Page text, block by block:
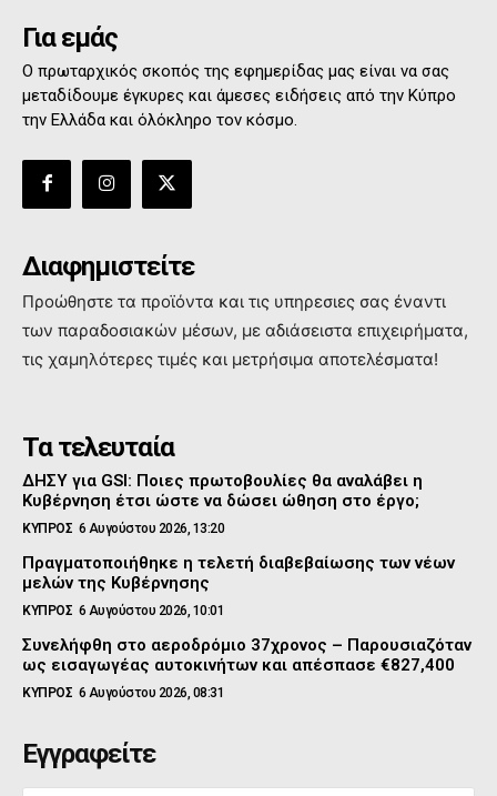
Για εμάς
Ο πρωταρχικός σκοπός της εφημερίδας μας είναι να σας
μεταδίδουμε έγκυρες και άμεσες ειδήσεις από την Κύπρο
την Ελλάδα και όλόκληρο τον κόσμο.
Διαφημιστείτε
Προώθηστε τα προϊόντα και τις υπηρεσιες σας έναντι
των παραδοσιακών μέσων, με αδιάσειστα επιχειρήματα,
τις χαμηλότερες τιμές και μετρήσιμα αποτελέσματα!
Τα τελευταία
ΔΗΣΥ για GSI: Ποιες πρωτοβουλίες θα αναλάβει η
Κυβέρνηση έτσι ώστε να δώσει ώθηση στο έργο;
ΚΥΠΡΟΣ 6 Αυγούστου 2026, 13:20
Πραγματοποιήθηκε η τελετή διαβεβαίωσης των νέων
μελών της Κυβέρνησης
ΚΥΠΡΟΣ 6 Αυγούστου 2026, 10:01
Συνελήφθη στο αεροδρόμιο 37χρονος – Παρουσιαζόταν
ως εισαγωγέας αυτοκινήτων και απέσπασε €827,400
ΚΥΠΡΟΣ 6 Αυγούστου 2026, 08:31
Εγγραφείτε